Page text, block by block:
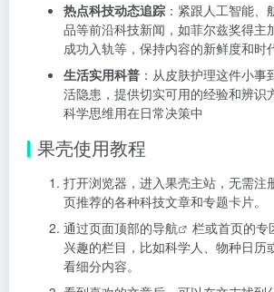
热点科技动态追踪 ：紧跟人工智能
品等前沿科技新闻，如菲尔兹奖得主
成功入轨等，保持内容的新鲜度和时
生活实用科普 ：从皮肤护理这件小事
活隐患，提供切实可用的经验和辨识
科学思维用在日常决策中
果壳使用教程
打开浏览器，进入果壳主站，无需注
页推荐的各种科技文章和专题卡片。
通过页面顶部的导航
栏或首页的专
兴趣的栏目，比如科学人、物种日历
看细分内容。